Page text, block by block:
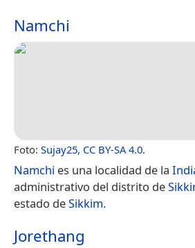
Namchi
Foto: Sujay25, CC BY-SA 4.0.
Namchi es una localidad de la
administrativo del distrito de
estado deSikkim.
Jorethang